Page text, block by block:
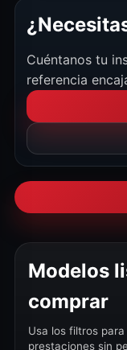
Cuéntanos tu
referencia
Modelos
comprar
Usa los filtros
prestaciones sin